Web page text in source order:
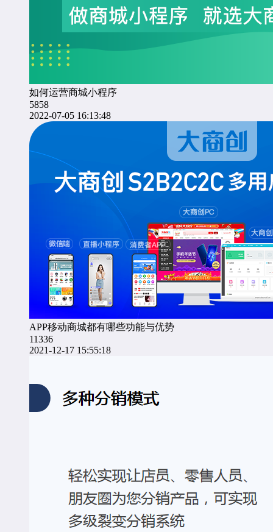
如何运营商城小程序
5858
2022-07-05 16:13:48
APP移动商城都有哪些功能与优势
11336
2021-12-17 15:55:18